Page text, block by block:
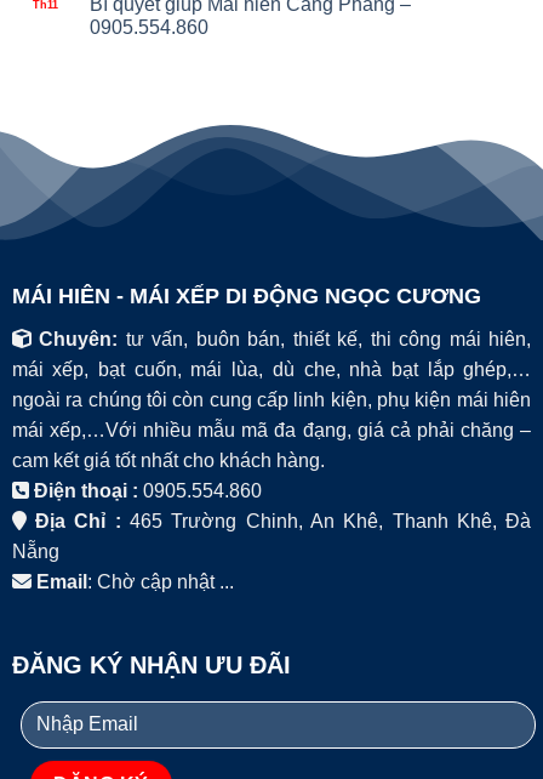
Th11
Bí quyết giúp Mái hiên Căng Phẳng –
0905.554.860
MÁI HIÊN - MÁI XẾP DI ĐỘNG NGỌC CƯƠNG
Chuyên: tư vấn, buôn bán, thiết kế, thi công mái hiên,
mái xếp, bạt cuốn, mái lùa, dù che, nhà bạt lắp ghép,…
ngoài ra chúng tôi còn cung cấp linh kiện, phụ kiện mái hiên
mái xếp,…Với nhiều mẫu mã đa đạng, giá cả phải chăng –
cam kết giá tốt nhất cho khách hàng.
Điện thoại : 0905.554.860
Địa Chỉ : 465 Trường Chinh, An Khê, Thanh Khê, Đà
Nẵng
Email : Chờ cập nhật ...
ĐĂNG KÝ NHẬN ƯU ĐÃI